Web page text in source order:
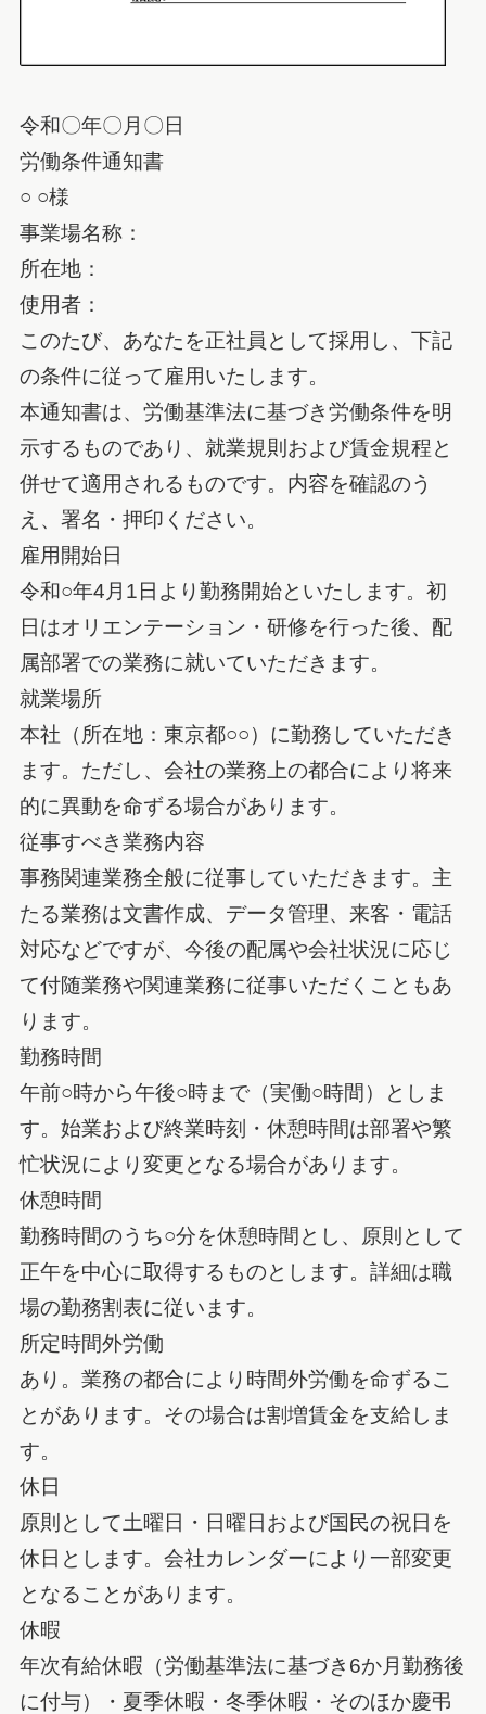
令和〇年〇月〇日
労働条件通知書
○ ○様
事業場名称：
所在地：
使用者：
このたび、あなたを正社員として採用し、下記
の条件に従って雇用いたします。
本通知書は、労働基準法に基づき労働条件を明
示するものであり、就業規則および賃金規程と
併せて適用されるものです。内容を確認のう
え、署名・押印ください。
雇用開始日
令和○年4月1日より勤務開始といたします。初
日はオリエンテーション・研修を行った後、配
属部署での業務に就いていただきます。
就業場所
本社（所在地：東京都○○）に勤務していただき
ます。ただし、会社の業務上の都合により将来
的に異動を命ずる場合があります。
従事すべき業務内容
事務関連業務全般に従事していただきます。主
たる業務は文書作成、データ管理、来客・電話
対応などですが、今後の配属や会社状況に応じ
て付随業務や関連業務に従事いただくこともあ
ります。
勤務時間
午前○時から午後○時まで（実働○時間）としま
す。始業および終業時刻・休憩時間は部署や繁
忙状況により変更となる場合があります。
休憩時間
勤務時間のうち○分を休憩時間とし、原則として
正午を中心に取得するものとします。詳細は職
場の勤務割表に従います。
所定時間外労働
あり。業務の都合により時間外労働を命ずるこ
とがあります。その場合は割増賃金を支給しま
す。
休日
原則として土曜日・日曜日および国民の祝日を
休日とします。会社カレンダーにより一部変更
となることがあります。
休暇
年次有給休暇（労働基準法に基づき6か月勤務後
に付与）・夏季休暇・冬季休暇・そのほか慶弔